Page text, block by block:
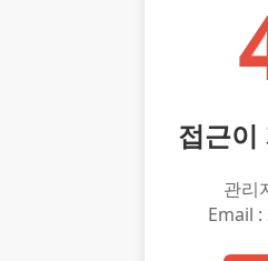
접근이
관리
Email